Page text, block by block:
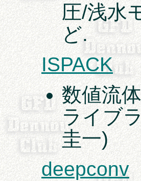
圧/浅水
ど.
ISPACK
数値流
ライブ
圭一)
deepconv